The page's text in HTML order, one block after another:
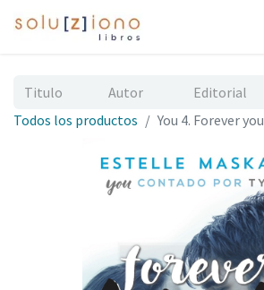
Todos los productos You 4. Forever you